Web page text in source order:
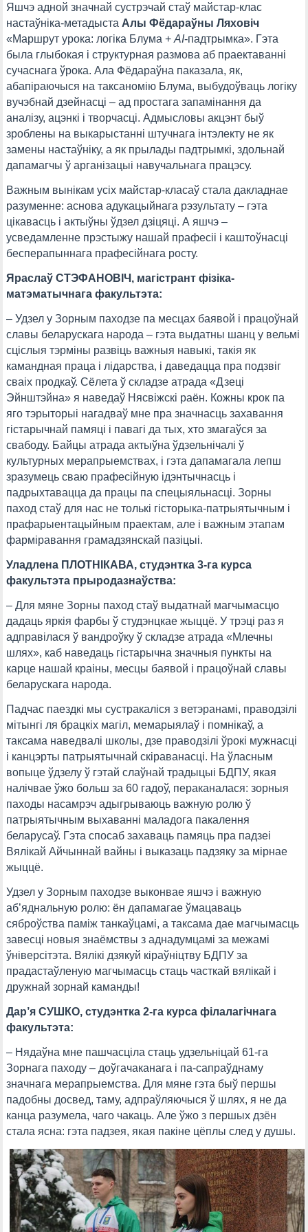
Яшчэ адной значнай сустрэчай стаў майстар-клас
настаўніка-метадыста Алы Фёдараўны Ляховіч
«Маршрут урока: логіка Блума +AI-падтрымка». Гэта
была глыбокая і структурная размова аб праектаванні
сучаснага ўрока. Ала Фёдараўна паказала, як,
абапіраючыся на таксаномію Блума, выбудоўваць логіку
вучэбнай дзейнасці – ад простага запамінання да
аналізу, ацэнкі і творчасці. Адмысловы акцэнт быў
зроблены на выкарыстанні штучнага інтэлекту не як
замены настаўніку, а як прылады падтрымкі, здольнай
дапамагчы ў арганізацыі навучальнага працэсу.
Важным вынікам усіх майстар-класаў стала дакладнае
разуменне: аснова адукацыйнага рэзультату – гэта
цікавасць і актыўны ўдзел дзіцяці. А яшчэ –
усведамленне прэстыжу нашай прафесіі і каштоўнасці
бесперапыннага прафесійнага росту.
Яраслаў СТЭФАНОВІЧ, магістрант фізіка-
матэматычнага факультэта:
– Удзел у Зорным паходзе па месцах баявой і працоўнай
славы беларускага народа – гэта выдатны шанц у вельмі
сціслыя тэрміны развіць важныя навыкі, такія як
камандная праца і лідарства, і даведацца пра подзвіг
сваіх продкаў. Сёлета ў складзе атрада «Дзеці
Эйнштэйна» я наведаў Нясвіжскі раён. Кожны крок па
яго тэрыторыі нагадваў мне пра значнасць захавання
гістарычнай памяці і павагі да тых, хто змагаўся за
свабоду. Байцы атрада актыўна ўдзельнічалі ў
культурных мерапрыемствах, і гэта дапамагала лепш
зразумець сваю прафесійную ідэнтычнасць і
падрыхтавацца да працы па спецыяльнасці. Зорны
паход стаў для нас не толькі гісторыка-патрыятычным і
прафарыентацыйным праектам, але і важным этапам
фарміравання грамадзянскай пазіцыі.
Уладлена ПЛОТНІКАВА, студэнтка 3-га курса
факультэта прыродазнаўства:
– Для мяне Зорны паход стаў выдатнай магчымасцю
дадаць яркія фарбы ў студэнцкае жыццё. У трэці раз я
адправілася ў вандроўку ў складзе атрада «Млечны
шлях», каб наведаць гістарычна значныя пункты на
карце нашай краіны, месцы баявой і працоўнай славы
беларускага народа.
Падчас паездкі мы сустракаліся з ветэранамі, праводзілі
мітынгі ля брацкіх магіл, мемарыялаў і помнікаў, а
таксама наведвалі школы, дзе праводзілі ўрокі мужнасці
і канцэрты патрыятычнай скіраванасці. На ўласным
вопыце ўдзелу ў гэтай слаўнай традыцыі БДПУ, якая
налічвае ўжо больш за 60 гадоў, пераканалася: зорныя
паходы насамрэч адыгрываюць важную ролю ў
патрыятычным выхаванні маладога пакалення
беларусаў. Гэта спосаб захаваць памяць пра падзеі
Вялікай Айчыннай вайны і выказаць падзяку за мірнае
жыццё.
Удзел у Зорным паходзе выконвае яшчэ і важную
аб’яднальную ролю: ён дапамагае ўмацаваць
сяброўства паміж танкаўцамі, а таксама дае магчымасць
завесці новыя знаёмствы з аднадумцамі за межамі
ўніверсітэта. Вялікі дзякуй кіраўніцтву БДПУ за
прадастаўленую магчымасць стаць часткай вялікай і
дружнай зорнай каманды!
Дар’я СУШКО, студэнтка 2-га курса філалагічнага
факультэта:
– Нядаўна мне пашчасціла стаць удзельніцай 61-га
Зорнага паходу – доўгачаканага і па-сапраўднаму
значнага мерапрыемства. Для мяне гэта быў першы
падобны досвед, таму, адпраўляючыся ў шлях, я не да
канца разумела, чаго чакаць. Але ўжо з першых дзён
стала ясна: гэта падзея, якая пакіне цёплы след у душы.